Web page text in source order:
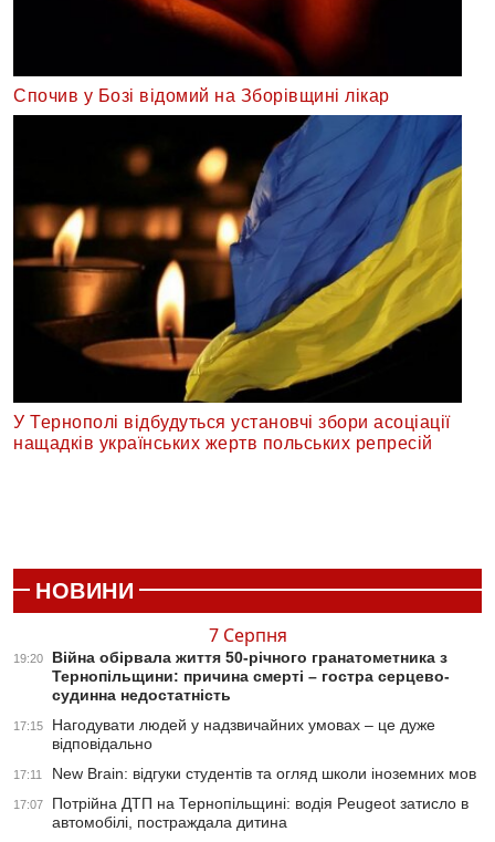
Спочив у Бозі відомий на Зборівщині лікар
У Тернополі відбудуться установчі збори асоціації
нащадків українських жертв польських репресій
НОВИНИ
7 Серпня
19:20
Війна обірвала життя 50-річного гранатометника з
Тернопільщини: причина смерті – гостра серцево-
судинна недостатність
17:15
Нагодувати людей у надзвичайних умовах – це дуже
відповідально
17:11 New Brain: відгуки студентів та огляд школи іноземних мов
17:07
Потрійна ДТП на Тернопільщині: водія Peugeot затисло в
автомобілі, постраждала дитина